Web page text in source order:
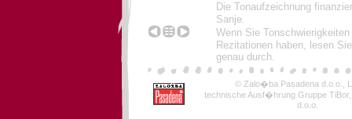
Die Tonaufzeichnung
Sanje.
Wenn Sie
Rezitationen haben, lesen
genau durch.
© Zalo�ba Pasadena d.o.o.,
technische Ausf�hrung Gruppe
d.o.o.